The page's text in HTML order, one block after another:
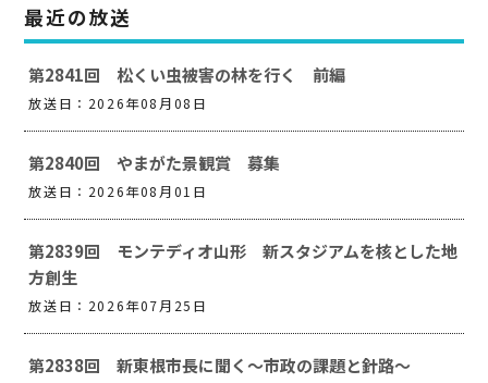
最近の放送
第2841回 松くい虫被害の林を行く 前編
放送日：2026年08月08日
第2840回 やまがた景観賞 募集
放送日：2026年08月01日
第2839回 モンテディオ山形 新スタジアムを核とした地
方創生
放送日：2026年07月25日
第2838回 新東根市長に聞く～市政の課題と針路～